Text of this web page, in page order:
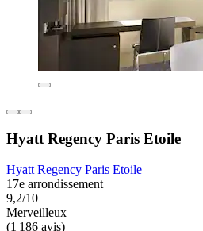
Hyatt Regency Paris Etoile
Hyatt Regency Paris Etoile
17e arrondissement
9,2/10
Merveilleux
(1 186 avis)